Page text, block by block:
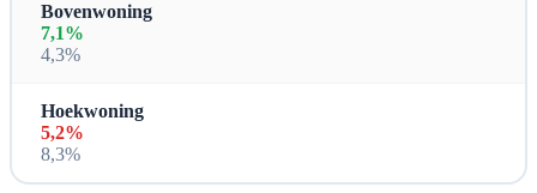
Bovenwoning
7,1%
4,3%
Hoekwoning
5,2%
8,3%